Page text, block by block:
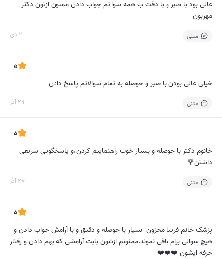
عالی بود با صبر و با دقت ب همه سوااتم جواب دادن ممنون ازتون دکتر
مهربون
متنی 2 دی
5
خیلی عالی بودن با صبر و حوصله به تمام سوالاتم پاسخ دادن
متنی 29 آذر
5
خانوم دکتر با حوصله و بسیار خوب راهنماییم کردن،و پاسخگویی سریعی
داشتن🌹
متنی 27 آذر
5
پزشک خانم فریبا محزون بسیار با حوصله و دقیق و با آرامش جواب دادن و
هیچ سوالی برام باقی نموند.ممنونم ازشون بابت آرامشی که بهم دادن و رفتار
حرفه ایشون ❤️❤️❤️